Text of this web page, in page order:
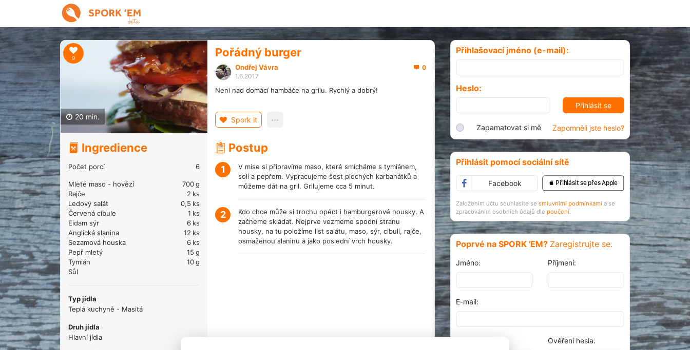
20 min.
9 Pořádný burger
0
Ondřej Vávra
1.6.2017
Neni nad domácí hambáče na grilu. Rychlý a dobrý!
Spork it
Ingredience
Počet porcí 6
Mleté maso - hovězí 700 g
Rajče
2 ks
Ledový salát
0,5 ks
Červená cibule
1 ks
Eidam sýr
6 ks
Anglická slanina
12 ks
Sezamová houska
6 ks
Pepř mletý
15 g
Tymián
10 g
Sůl
Typ jídla
Teplá kuchyně - Masitá
Druh jídla
Hlavní jídla
Postup
1
V míse si připravíme maso, které smícháme s tymiánem,
solí a pepřem. Vypracujeme šest plochých karbanátků a
můžeme dát na gril. Grilujeme cca 5 minut.
2
Kdo chce může si trochu opéct i hamburgerové housky. A
začneme skládat. Nejprve vezmeme spodní stranu
housky, na tu položíme list salátu, maso, sýr, cibuli, rajče,
osmaženou slaninu a jako poslední vrch housky.
Přihlašovací jméno (e-mail):
Heslo:
Zapamatovat si mě Zapomněli jste heslo?
Přihlásit pomocí sociální sítě
Facebook  Přihlásit se přes Apple
Založením účtu souhlasíte se smluvními podmínkami a se
zpracováním osobních údajů dle poučení.
Poprvé na SPORK 'EM? Zaregistrujte se.
Jméno: Příjmení:
E-mail:
Ověření hesla: